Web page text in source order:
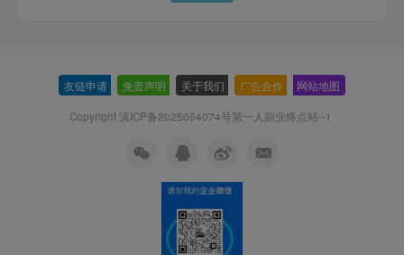
友链申请 免责声明 关于我们 广告合作 网站地图
Copyright 滇ICP备2025054074号第一人副业终点站--1